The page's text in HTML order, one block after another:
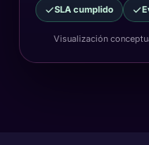
SLA cumplido
Visualización